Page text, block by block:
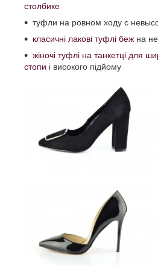
столбике
туфли на ровном ходу с
класичні лакові туфлі беж на
жіночі туфлі на танкетці для
стопи і високого підйому